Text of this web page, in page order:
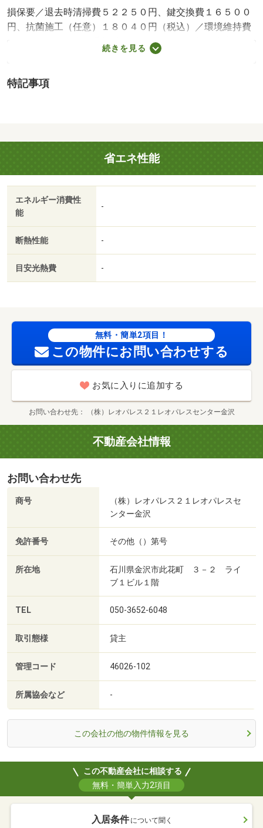
損保要／退去時清掃費５２２５０円、鍵交換費１６５００
円、抗菌施工（任意）１８０４０円（税込）／環境維持費
５５０円／月、更新手数料１６５００円／２年（税込）／
保証会社利用必：保証料：６２９９０円（契約内容により
／仲介手数料不要／個人契約限定／バストイレ別／エアコ
続きを見る
特記事項
省エネ性能
エネルギー消費性
能
-
断熱性能 -
目安光熱費 -
無料・簡単2項目！
この物件にお問い合わせする
お気に入りに追加する
お問い合わせ先 （株）レオパレス２１レオパレスセンター金沢
不動産会社情報
お問い合わせ先
商号
（株）レオパレス２１レオパレスセ
ンター金沢
免許番号 その他（）第号
所在地
石川県金沢市此花町 ３－２ ライ
ブ１ビル１階
TEL 050-3652-6048
取引態様 貸主
管理コード 46026-102
所属協会など -
この会社の他の物件情報を見る
この不動産会社に相談する
無料・簡単入力2項目
入居条件 について聞く